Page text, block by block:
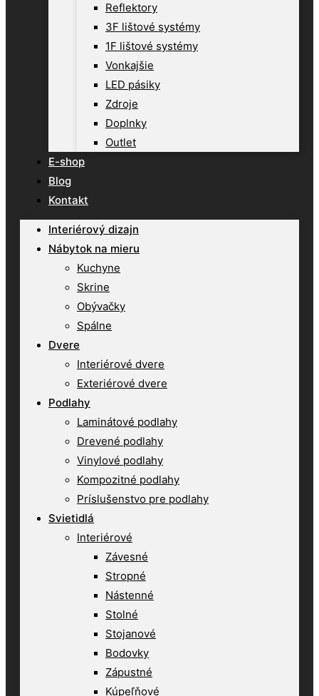
Reflektory
3F lištové systémy
1F lištové systémy
Vonkajšie
LED pásiky
Zdroje
Doplnky
Outlet
E-shop
Blog
Kontakt
Interiérový dizajn
Nábytok na mieru
Kuchyne
Skrine
Obývačky
Spálne
Dvere
Interiérové dvere
Exteriérové dvere
Podlahy
Laminátové podlahy
Drevené podlahy
Vinylové podlahy
Kompozitné podlahy
Príslušenstvo pre podlahy
Svietidlá
Interiérové
Závesné
Stropné
Nástenné
Stolné
Stojanové
Bodovky
Zápustné
Kúpeľňové